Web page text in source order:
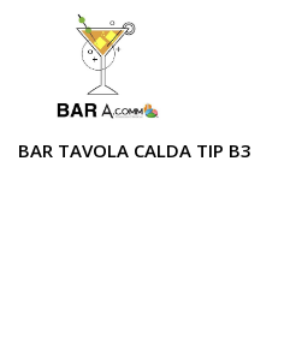
BAR TAVOLA CALDA TIP B3